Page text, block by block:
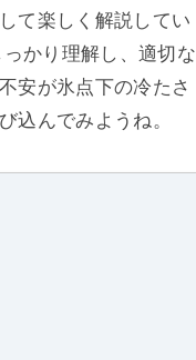
て楽しく解説してい
かり理解し、適切な
安が氷点下の冷たさ
込んでみようね。